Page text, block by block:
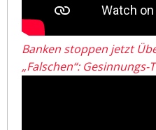
Banken stoppen jetzt
„Falschen“: Gesinnungs-